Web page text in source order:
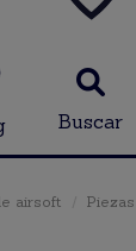
Buscar
airsoft